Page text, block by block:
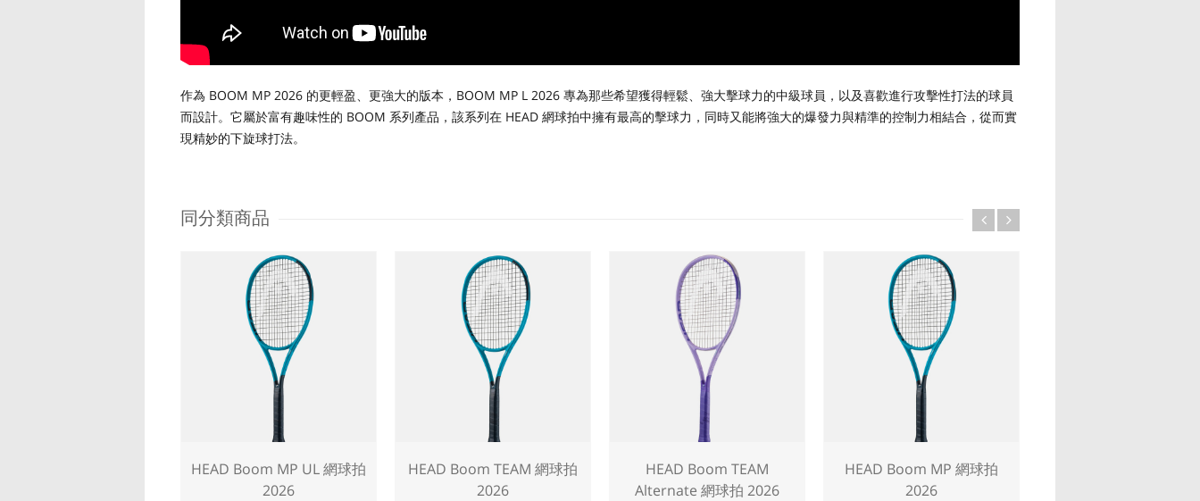
作為 BOOM MP 2026 的更輕盈、更強大的版本，BOOM MP L 2026 專為那些希望獲得輕鬆、強大擊球力的中級球員，以及喜歡進行攻擊性打法的球員
而設計。它屬於富有趣味性的 BOOM 系列產品，該系列在 HEAD 網球拍中擁有最高的擊球力，同時又能將強大的爆發力與精準的控制力相結合，從而實
現精妙的下旋球打法。
同分類商品
HEAD Boom MP UL 網球拍
2026
HEAD Boom TEAM 網球拍
2026
HEAD Boom TEAM
Alternate 網球拍 2026
HEAD Boom MP 網球拍
2026